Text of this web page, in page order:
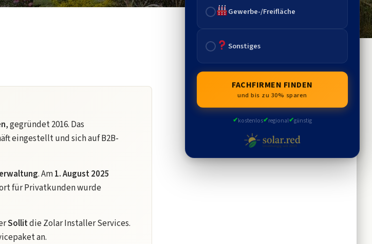
, gegründet 2016. Das
eingestellt und sich auf B2B-
. Am1. August 2025
für Privatkunden wurde
Sollitdie Zolar Installer Services.
an.
Gewerbe-/Freifläche
Sonstiges
FACHFIRMEN FINDEN
und bis zu 30% sparen
✔kostenlos✔regional✔günstig